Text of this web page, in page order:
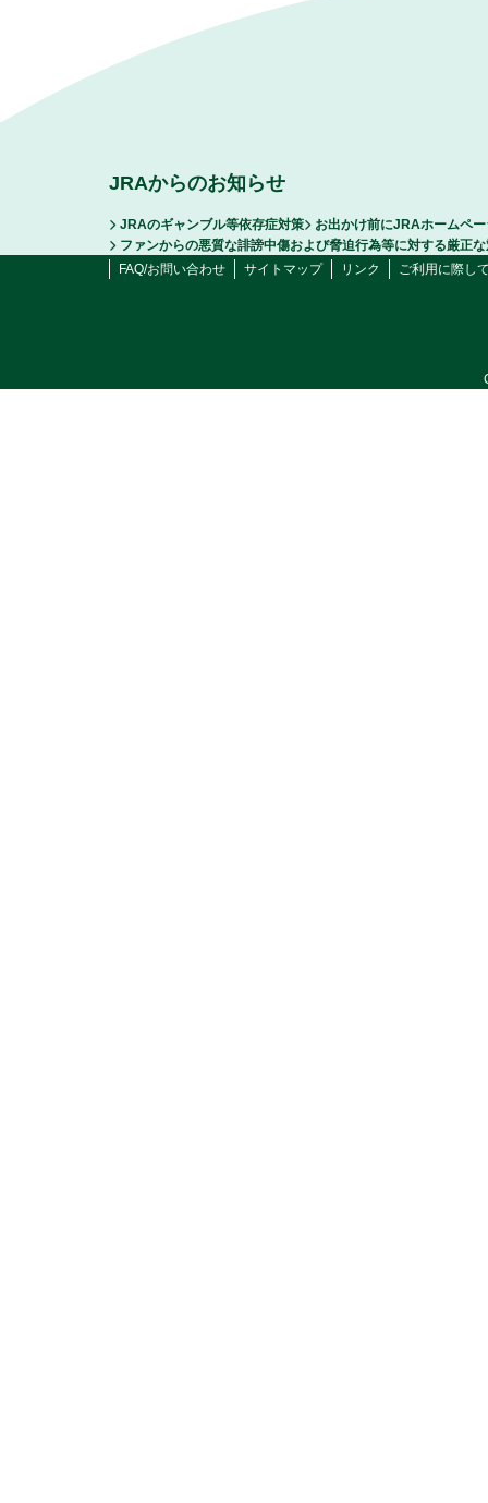
JRAからのお知らせ
JRAのギャンブル等依存症対策
お出かけ前にJRAホームペ
ファンからの悪質な誹謗中傷および脅迫行為等に対する厳正
FAQ/お問い合わせ
サイトマップ リンク ご利用に際し